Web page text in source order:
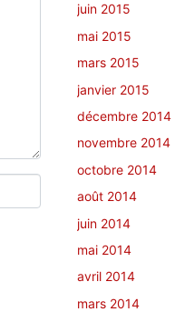
juin 2015
mai 2015
mars 2015
janvier 2015
décembre 2014
novembre 2014
octobre 2014
août 2014
juin 2014
mai 2014
avril 2014
mars 2014